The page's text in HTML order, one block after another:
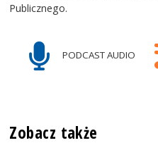
Publicznego.
PODCAST AUDIO
Zobacz także